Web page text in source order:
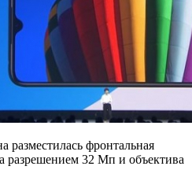
разместилась фронтальная
разрешением 32 Мп и объектива